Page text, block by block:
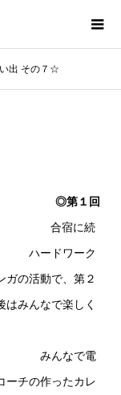
出 その７☆
の７》 ◎第１回
姫浜◎ 合宿に続
ードワーク
の活動で、第２
みんなで楽しく
電
ーチの作ったカレ